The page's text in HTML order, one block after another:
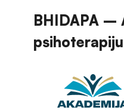
BHIDAPA –
psihoterapiju